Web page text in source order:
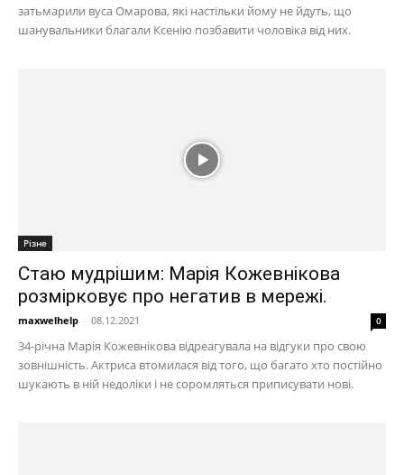
затьмарили вуса Омарова, які настільки йому не йдуть, що
шанувальники благали Ксенію позбавити чоловіка від них.
Різне
Стаю мудрішим: Марія Кожевнікова
розмірковує про негатив в мережі.
maxwelhelp - 08.12.2021 0
34-річна Марія Кожевнікова відреагувала на відгуки про свою
зовнішність. Актриса втомилася від того, що багато хто постійно
шукають в ній недоліки і не соромляться приписувати нові.